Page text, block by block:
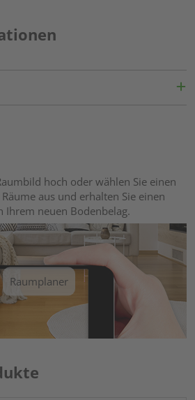
hoch oder wählen Sie einen
aus und erhalten Sie einen
Ihrem neuen Bodenbelag.
Raumplaner